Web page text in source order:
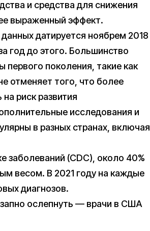
и средства для снижения
выраженный эффект.
датируется ноябрем 2018
год до этого. Большинство
первого поколения, такие как
отменяет того, что более
риск развития
исследования и
в разных странах, включая
заболеваний (CDC), около 40%
весом. В 2021 году на каждые
диагнозов.
ослепнуть — врачи в США